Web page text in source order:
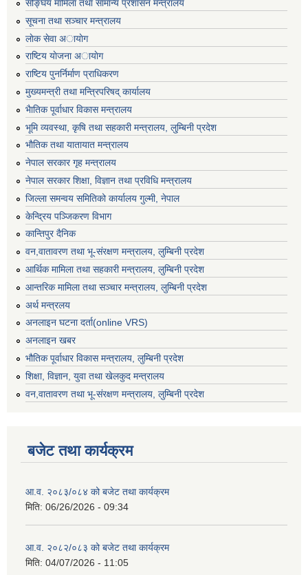
संङ्घिय मामिला तथा सामान्य प्रशासन मन्त्रालय
सूचना तथा सञ्चार मन्त्रालय
लाेक सेवा अायाेग
राष्टिय याेजना अायाेग
राष्टिय पुनर्निर्माण प्राधिकरण
मुख्यमन्त्री तथा मन्त्रिपरिषद् कार्यालय
भैातिक पूर्वाधार विकास मन्त्रालय
भूमि व्यवस्था, कृषि तथा सहकारी मन्त्रालय, लु्म्बिनी प्रदेश
भाैतिक तथा यातायात मन्त्रालय
नेपाल सरकार गृह मन्त्रालय
नेपाल सरकार शिक्षा, विज्ञान तथा प्रविधि मन्त्रालय
जिल्ला समन्वय समितिको कार्यालय गुल्मी, नेपाल
केन्द्रिय पञ्जिकरण विभाग
कान्तिपुर दैनिक
वन,वातावरण तथा भू-संरक्षण मन्त्रालय, लुम्बिनी प्रदेश
आर्थिक मामिला तथा सहकारी मन्त्रालय, लुम्बिनी प्रदेश
आन्तरिक मामिला तथा सञ्चार मन्त्रालय, लुम्बिनी प्रदेश
अर्थ मन्त्रलय
अनलाइन घटना दर्ता(online VRS)
अनलाइन खबर
भौतिक पूर्वाधार विकास मन्त्रालय, लुम्बिनी प्रदेश
शिक्षा, विज्ञान, युवा तथा खेलकुद मन्‍‍त्रालय
वन,वातावरण तथा भू-संरक्षण मन्त्रालय, लुम्बिनी प्रदेश
बजेट तथा कार्यक्रम
आ.व. २०८३/०८४ को बजेट तथा कार्यक्रम
मिति: 06/26/2026 - 09:34
आ.व. २०८२/०८३ को बजेट तथा कार्यक्रम
मिति: 04/07/2026 - 11:05